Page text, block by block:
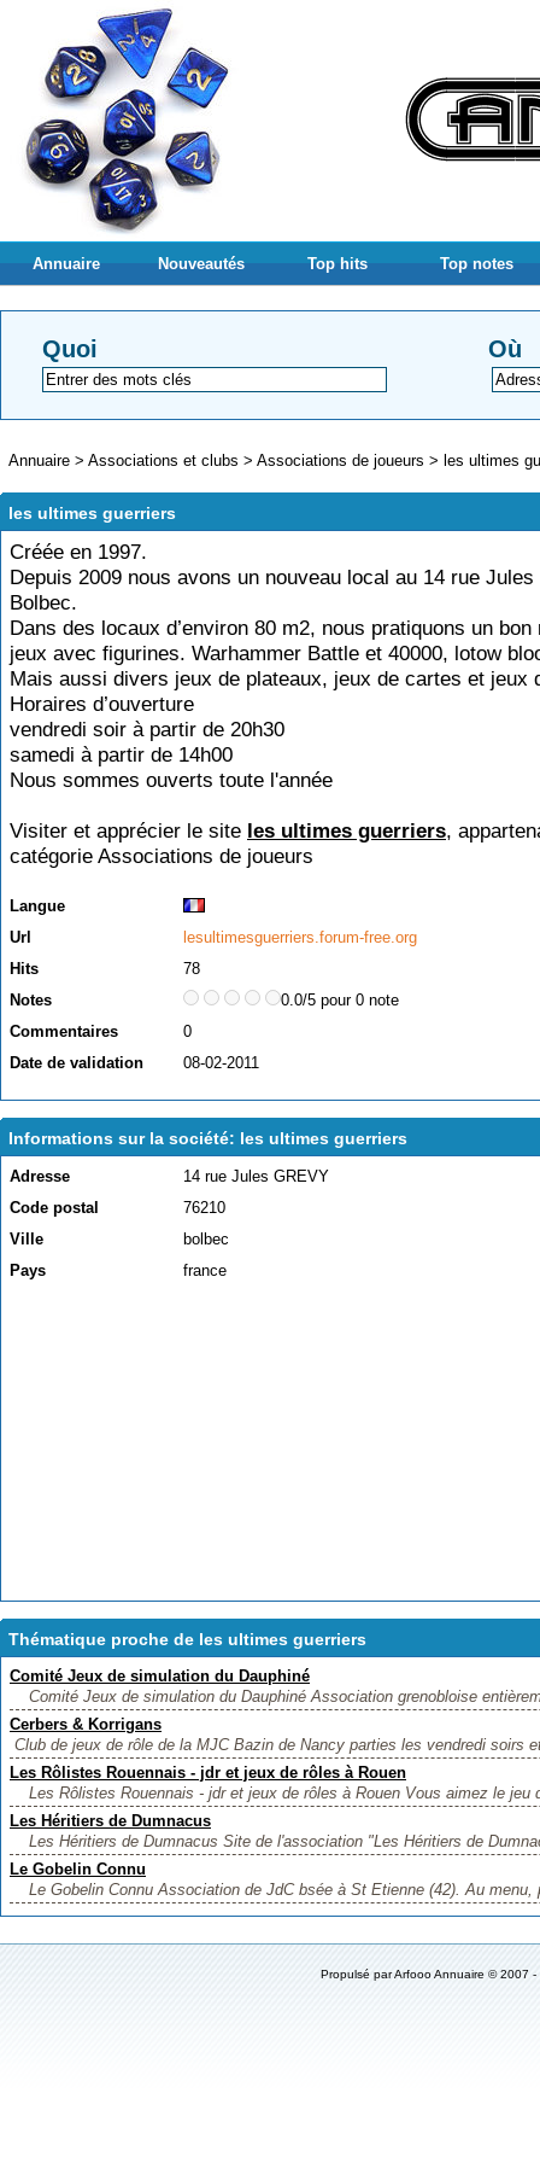
Annuaire Nouveautés Top hits Top notes
Quoi Où
Annuaire > Associations et clubs > Associations de joueurs > les ultimes
les ultimes guerriers
Créée en 1997.
Depuis 2009 nous avons un nouveau local au 14 rue Jules
Bolbec.
Dans des locaux d’environ 80 m2, nous pratiquons un bon
jeux avec figurines. Warhammer Battle et 40000, lotow
Mais aussi divers jeux de plateaux, jeux de cartes et jeux
Horaires d’ouverture
vendredi soir à partir de 20h30
samedi à partir de 14h00
Nous sommes ouverts toute l'année
Visiter et apprécier le site les ultimes guerriers,
catégorie Associations de joueurs
Langue
Url
lesultimesguerriers.forum-free.org
Hits
78
Notes
0.0/5 pour 0 note
Commentaires
0
Date de validation
08-02-2011
Informations sur la société: les ultimes guerriers
Adresse
14 rue Jules GREVY
Code postal
76210
Ville
bolbec
Pays
france
Thématique proche de les ultimes guerriers
Comité Jeux de simulation du Dauphiné
Comité Jeux de simulation du Dauphiné Association grenobloise
Cerbers & Korrigans
Club de jeux de rôle de la MJC Bazin de Nancy parties les vendredi soirs
Les Rôlistes Rouennais - jdr et jeux de rôles à Rouen
Les Rôlistes Rouennais - jdr et jeux de rôles à Rouen Vous aimez le jeu
Les Héritiers de Dumnacus
Les Héritiers de Dumnacus Site de l'association "Les Héritiers de
Le Gobelin Connu
Le Gobelin Connu Association de JdC bsée à St Etienne (42). Au menu,
Propulsé parArfooo Annuaire © 2007